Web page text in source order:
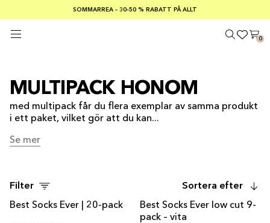
SOMMARREA – 30–50 % RABATT PÅ ALLT
FRI FRAKT PÅ KÖP ÖVER €100
Säker betalning med
0
MULTIPACK HONOM
med multipack får du flera exemplar av samma produkt
i ett paket, vilket gör att du kan...
Se mer
Filter Sortera efter
MULTIPACK
Best Socks Ever | 20-pack MULTIPACK
Best Socks Ever low cut 9-
pack – vita